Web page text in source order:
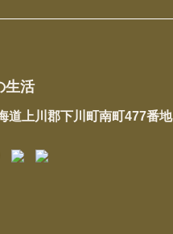
生活
道上川郡下川町南町477番地